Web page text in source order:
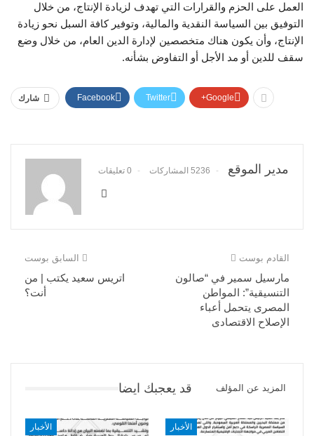
العمل على الحزم والقرارات التي تهدف لزيادة الإنتاج، من خلال
التوفيق بين السياسة النقدية والمالية، وتوفير كافة السبل نحو زيادة
الإنتاج، وأن يكون هناك متخصصين لإدارة الدين العام، من خلال وضع
سقف للدين أو مد الأجل أو التفاوض بشأنه.
شارك Facebook Twitter Google+
مدير الموقع 5236 المشاركات 0 تعليقات
السابق بوست
اتريس سعيد يكتب | من
أنت؟
القادم بوست
مارسيل سمير في “صالون
التنسيقية”: المواطن
المصرى يتحمل أعباء
الإصلاح الاقتصادى
قد يعجبك ايضا المزيد عن المؤلف
الأخبار الأخبار